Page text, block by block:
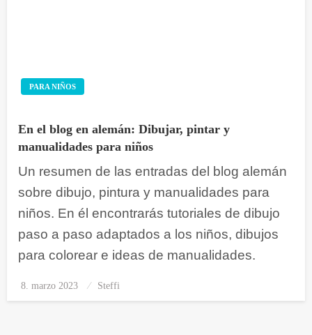
PARA NIÑOS
En el blog en alemán: Dibujar, pintar y
manualidades para niños
Un resumen de las entradas del blog alemán
sobre dibujo, pintura y manualidades para
niños. En él encontrarás tutoriales de dibujo
paso a paso adaptados a los niños, dibujos
para colorear e ideas de manualidades.
Publicado
el
8. marzo 2023 Steffi